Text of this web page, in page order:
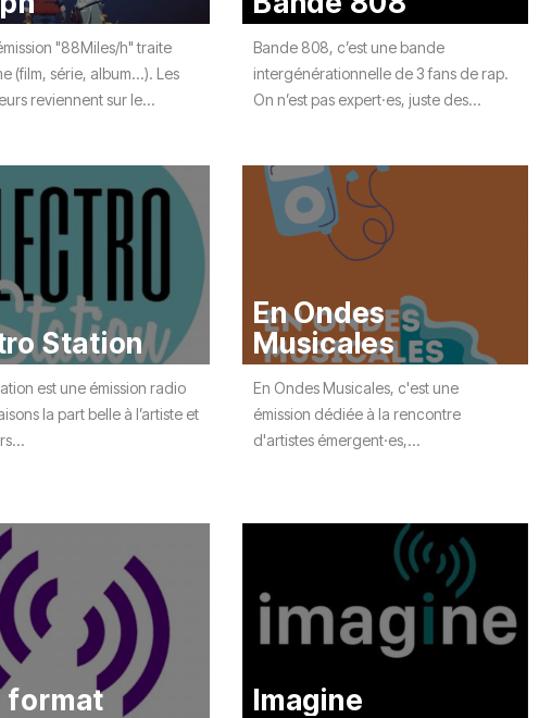
avec
OgLounis
découvert
que
j’étais
ma
»
-
16.07.2026
Festival
le
27
juin
Émissions
InterviewsChroniques
Évènements
"88Miles/h" traite
(film, série, album...). Les
reviennent sur le...
Bande 808, c’est une bande
intergénérationnelle de 3 fans de rap.
On n’est pas expert·es, juste des...
Station
est une émission radio
la part belle à l’artiste et
En Ondes
Musicales
En Ondes Musicales, c'est une
émission dédiée à la rencontre
d'artistes émergent·es,...
format Imagine